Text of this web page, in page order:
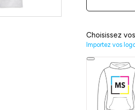
Choisissez
Importez vos